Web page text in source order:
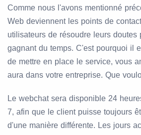
Comme nous l'avons mentionné
Web deviennent les points de
utilisateurs de résoudre leurs doutes
gagnant du temps. C'est pourquoi il
de mettre en place le service, vous
aura dans votre entreprise. Que
Le webchat sera disponible 24
7, afin que le client puisse toujours
d'une manière différente. Les jours